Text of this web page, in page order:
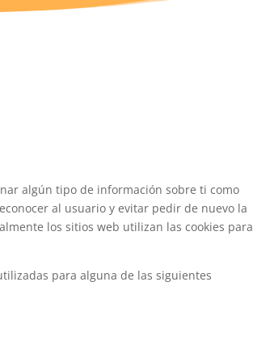
algún tipo de información sobre ti como
al usuario y evitar pedir de nuevo la
los sitios web utilizan las cookies para
para alguna de las siguientes